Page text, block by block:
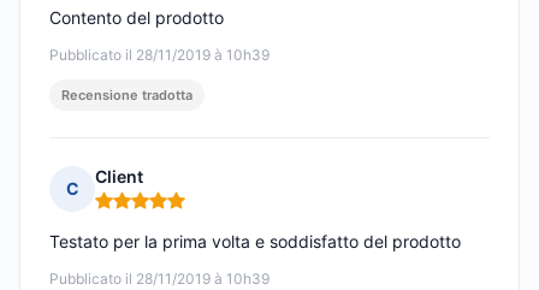
Pubblicato il 28/11/2019 à 10h39
Contento del prodotto
Recensione tradotta
C
Client
Nota: 5 su 5
Pubblicato il 28/11/2019 à 10h39
Testato per la prima volta e soddisfatto del prodotto